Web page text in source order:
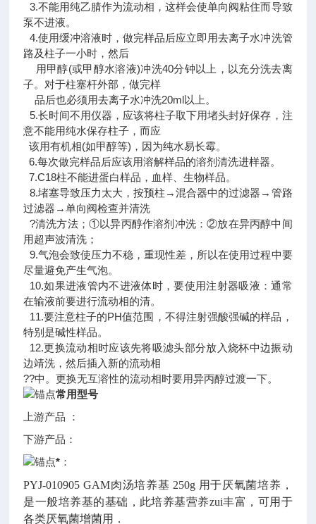
3.不能用纯乙腈作为流动相，这样会使单向阀粘住而导致
泵不进液。
4.使用缓冲溶液时，做完样品后应立即用去离子水冲洗管
路及柱子一小时，然后
用甲醇(或甲醇水溶液)冲洗40分钟以上，以充分洗去离
子。对于柱塞杆外部，做完样
品后也必须用去离子水冲洗20ml以上。
5.长时间不用仪器，应该将柱子取下用堵头封好保存，注
意不能用纯水保存柱子，而应
该用有机相(如甲醇等)，因为纯水易长霉。
6.每次做完样品后应该用溶解样品的溶剂清洗进样器。
7.C18柱不能进蛋白样品，血样、生物样品。
8.堵塞导致压力太大，按预柱→混合器中的过滤器→管路
过滤器→单向阀检查并清洗
?清洗方法；①以异丙醇作溶剂冲洗：②放在异丙醇中间
用超声波清洗；
9.气泡会致使压力不稳，重现性差，所以在使用过程中要
尽量避免产生气泡。
10.如果进液管内不进液体时，要使用注射器吸液：通常
在输液前要进行流动相的清。
11.要注意柱子的PH值范围，不得注射强酸强碱的样品，
特别是碱性样品。
12.更换流动相时应该先将吸滤头部分放入烧杯中边振动
边靖洗，然后插入新的流动相
??中。更换无互溶性的流动相时要用异丙醇过渡一下。
常用型号
上游产品 ：
下游产品：
* ：
PYJ-010905 GAM肉汤培养基 250g 用于厌氧菌培养，
是一般培养基的基础，此培养基营养zui丰富，可用于
各类厌氧菌增菌用．